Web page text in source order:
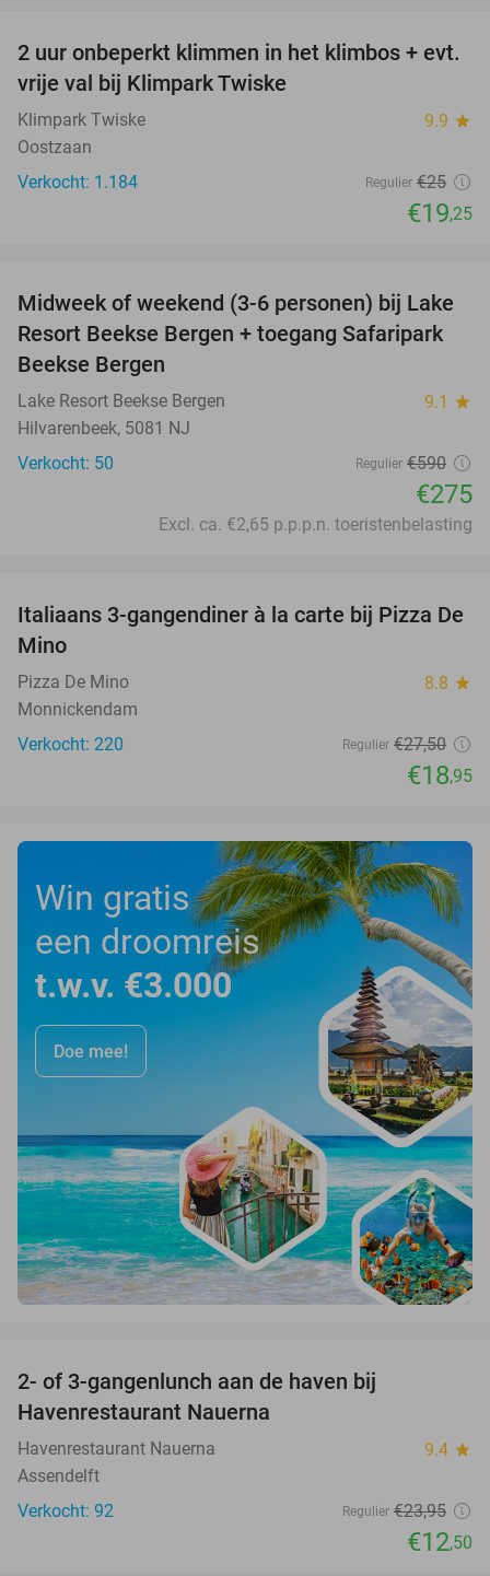
23%
2 uur onbeperkt klimmen in het klimbos + evt.
vrije val bij Klimpark Twiske
Klimpark Twiske 9.9 star
Oostzaan
Verkocht: 1.184
Regulier €25
€19,25
53%
Midweek of weekend (3-6 personen) bij Lake
Resort Beekse Bergen + toegang Safaripark
Beekse Bergen
Lake Resort Beekse Bergen 9.1 star
Hilvarenbeek, 5081 NJ
Verkocht: 50
Regulier €590
€275
Excl. ca. €2,65 p.p.p.n. toeristenbelasting
31%
Italiaans 3-gangendiner à la carte bij Pizza De
Mino
Pizza De Mino 8.8 star
Monnickendam
Verkocht: 220
Regulier €27,50
€18,95
Win gratis
een droomreis
t.w.v. €3.000
Doe mee!
2- of 3-gangenlunch aan de haven bij
Havenrestaurant Nauerna
Havenrestaurant Nauerna 9.4 star
Assendelft
Verkocht: 92
Regulier €23,95
€12,50